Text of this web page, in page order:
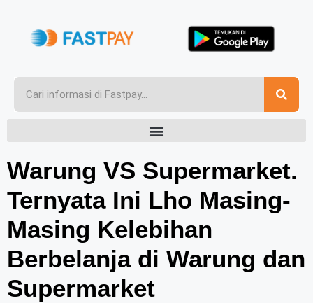
Warung VS Supermarket.
Ternyata Ini Lho Masing-
Masing Kelebihan
Berbelanja di Warung dan
Supermarket